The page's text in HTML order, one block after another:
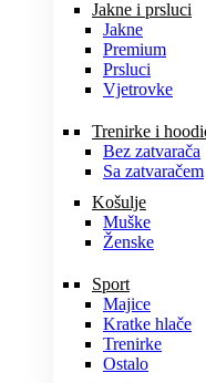
Jakne i prsluci
Jakne
Premium
Prsluci
Vjetrovke
Trenirke i
Bez zatvarača
Sa zatvaračem
Košulje
Muške
Ženske
Sport
Majice
Kratke hlače
Trenirke
Ostalo